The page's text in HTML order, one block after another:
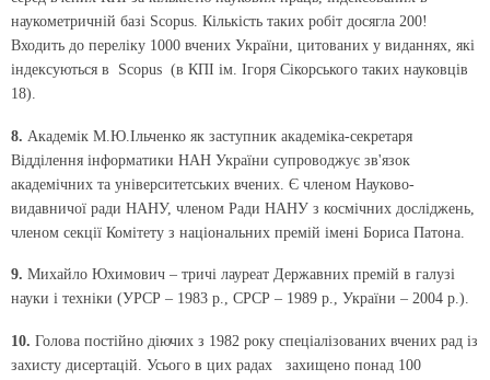
наукометричній базі Scopus. Кількість таких робіт досягла 200!
Входить до переліку 1000 вчених України, цитованих у виданнях, які
індексуються в Scopus (в КПІ ім. Ігоря Сікорського таких науковців
18).
8. Академік М.Ю.Ільченко як заступник академіка-секретаря
Відділення інформатики НАН України супроводжує зв'язок
академічних та університетських вчених. Є членом Науково-
видавничої ради НАНУ, членом Ради НАНУ з космічних досліджень,
членом секції Комітету з національних премій імені Бориса Патона.
9. Михайло Юхимович – тричі лауреат Державних премій в галузі
науки і техніки (УРСР – 1983 р., СРСР – 1989 р., України – 2004 р.).
10. Голова постійно діючих з 1982 року спеціалізованих вчених рад із
захисту дисертацій. Усього в цих радах захищено понад 100